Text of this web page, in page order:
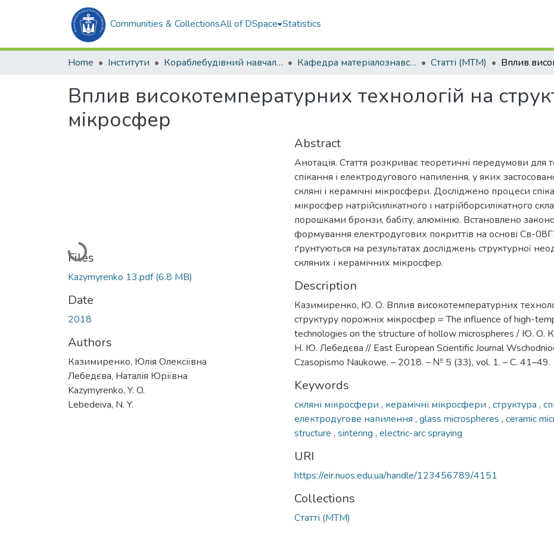
Communities & CollectionsAll of DSpace Statistics
Home Інститути Кораблебудівний навчально-науковий інститут (КННІ) Кафедра матеріалознавства і технології металів (МТМ) Статті (МТМ)
Вплив високотемпературних технологій на
мікросфер
Loading...
Files
Kazymyrenko 13.pdf(6.8 MB)
Date
2018
Authors
Казимиренко, Юлія Олексіївна
Лебедєва, Наталія Юріївна
Kazymyrenko, Y. O.
Lebedeiva, N. Y.
Abstract
Анотація. Стаття розкриває теоретичні передумови для
спікання і електродугового напилення, у яких
скляні і керамічні мікросфери. Досліджено процеси
мікросфер натрійсилікатного і натрійборсилікатного
порошками бронзи, бабіту, алюмінію. Встановлено
формування електродугових покриттів на основі Св-
ґрунтуються на результатах досліджень структурної
скляних і керамічних мікросфер.
Description
Казимиренко, Ю. О. Вплив високотемпературних
структуру порожніх мікросфер = The influence of high-
technologies on the structure of hollow microspheres / Ю. О.
Н. Ю. Лебедєва // East European Scientific Journal
Czasopismo Naukowe. – 2018. – № 5 (33), vol. 1. – С. 41–49.
Keywords
скляні мікросфери , керамічні мікросфери , структура ,
електродугове напилення , glass microspheres , ceramic
structure , sintering , electric-arc spraying
URI
https://eir.nuos.edu.ua/handle/123456789/4151
Collections
Статті (МТМ)